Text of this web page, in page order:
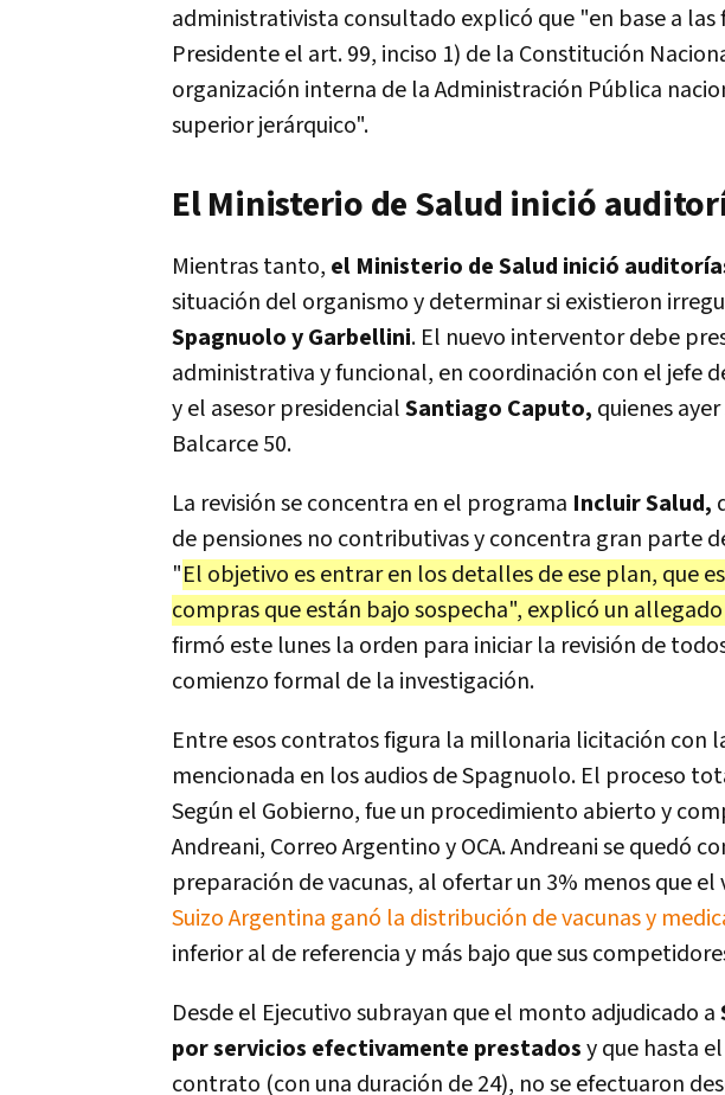
administrativista consultado explicó que "en base a las
Presidente el art. 99, inciso 1) de la Constitución
organización interna de la Administración Pública
superior jerárquico".
El Ministerio de Salud inició
Mientras tanto, el Ministerio de Salud inició
situación del organismo y determinar si existieron
Spagnuolo y Garbellini. El nuevo interventor debe
administrativa y funcional, en coordinación con el jefe
y el asesor presidencialSantiago Caputo, quienes
Balcarce 50.
La revisión se concentra en el programa Incluir Salud,
de pensiones no contributivas y concentra gran parte
"El objetivo es entrar en los detalles de ese plan, que
compras que están bajo sospecha", explicó un
firmó este lunes la orden para iniciar la revisión de
comienzo formal de la investigación.
Entre esos contratos figura la millonaria licitación con
mencionada en los audios de Spagnuolo. El proceso
Según el Gobierno, fue un procedimiento abierto y
Andreani, Correo Argentino y OCA. Andreani se quedó
preparación de vacunas, al ofertar un 3% menos que
Suizo Argentina ganó la distribución de vacunas y
inferior al de referencia y más bajo que sus
Desde el Ejecutivo subrayan que el monto adjudicado a
por servicios efectivamente prestadosy que hasta
contrato (con una duración de 24), no se efectuaron